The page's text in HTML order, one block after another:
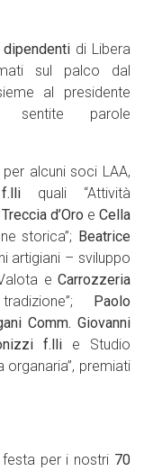
dipendenti di Libera
sul palco dal
al presidente
sentite parole
alcuni soci LAA,
quali “Attività
d’Oro e Cella
storica”; Beatrice
artigiani – sviluppo
e Carrozzeria
Paolo
Comm. Giovanni
f.lli e Studio
organaria”, premiati
per i nostri 70